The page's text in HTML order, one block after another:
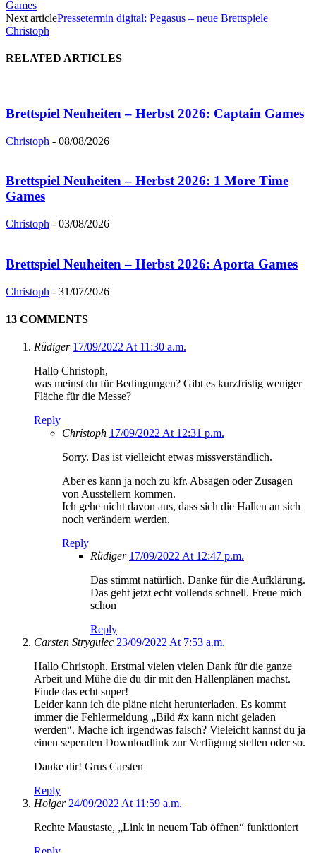
Games
Next articlePressetermin digital: Pegasus – neue Brettspiele
Christoph
RELATED ARTICLES
Brettspiel Neuheiten – Herbst 2026: Captain Games
Christoph - 08/08/2026
Brettspiel Neuheiten – Herbst 2026: 1 More Time
Games
Christoph - 03/08/2026
Brettspiel Neuheiten – Herbst 2026: Aporta Games
Christoph - 31/07/2026
13 COMMENTS
Rüdiger 17/09/2022 At 11:30 a.m.
Hallo Christoph,
was meinst du für Bedingungen? Gibt es kurzfristig weniger
Fläche für die Messe?
Reply
Christoph 17/09/2022 At 12:31 p.m.
Sorry. Das ist vielleicht etwas missverständlich.
Aber es kann ja noch zu kfr. Absagen oder Zusagen
von Ausstellern kommen.
Ich gehe nicht davon aus, dass sich die Hallen an sich
noch verändern werden.
Reply
Rüdiger 17/09/2022 At 12:47 p.m.
Das stimmt natürlich. Danke für die Aufklärung.
Das geht jetzt echt vollends schnell. Freue mich
schon
Reply
Carsten Strygulec 23/09/2022 At 7:53 a.m.
Hallo Christoph. Erstmal vielen vielen Dank für die ganze
Arbeit und Mühe die du dir mit den Hallenplänen machst.
Finde das echt super!
Leider kann ich die pläne nicht herunterladen. Es kommt
immer die Fehlermeldung „Bild #x kann nicht geladen
werden“. Mache ich irgendwas falsch? Vieleicht kannst du ja
einen seperaten Downloadlink zur Verfügung stellen oder so.
Danke dir! Grus Carsten
Reply
Holger 24/09/2022 At 11:59 a.m.
Rechte Maustaste, „Link in neuem Tab öffnen“ funktioniert